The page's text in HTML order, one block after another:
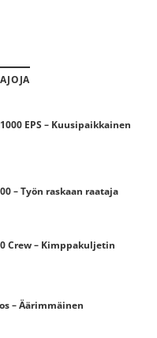
EPS – Kuusipaikkainen
– Työn raskaan raataja
Crew – Kimppakuljetin
– Äärimmäinen